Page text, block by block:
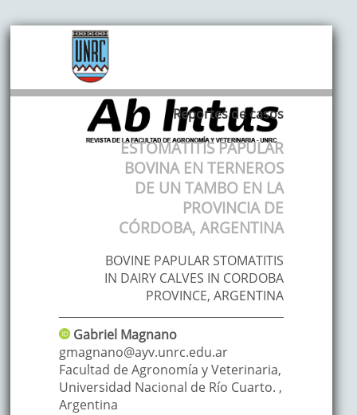
Reportes de casos
ESTOMATITIS PAPULAR
BOVINA EN TERNEROS
DE UN TAMBO EN LA
PROVINCIA DE
CÓRDOBA, ARGENTINA
BOVINE PAPULAR STOMATITIS
IN DAIRY CALVES IN CORDOBA
PROVINCE, ARGENTINA
Gabriel Magnano
gmagnano@ayv.unrc.edu.ar
Facultad de Agronomía y Veterinaria,
Universidad Nacional de Río Cuarto. ,
Argentina